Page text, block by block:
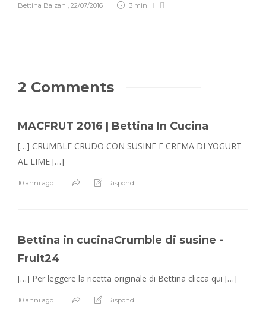
Bettina Balzani, 22/07/2016 3 min
2 Comments
MACFRUT 2016 | Bettina In Cucina
[…] CRUMBLE CRUDO CON SUSINE E CREMA DI YOGURT
AL LIME […]
10 anni ago Rispondi
Bettina in cucinaCrumble di susine -
Fruit24
[…] Per leggere la ricetta originale di Bettina clicca qui […]
10 anni ago Rispondi